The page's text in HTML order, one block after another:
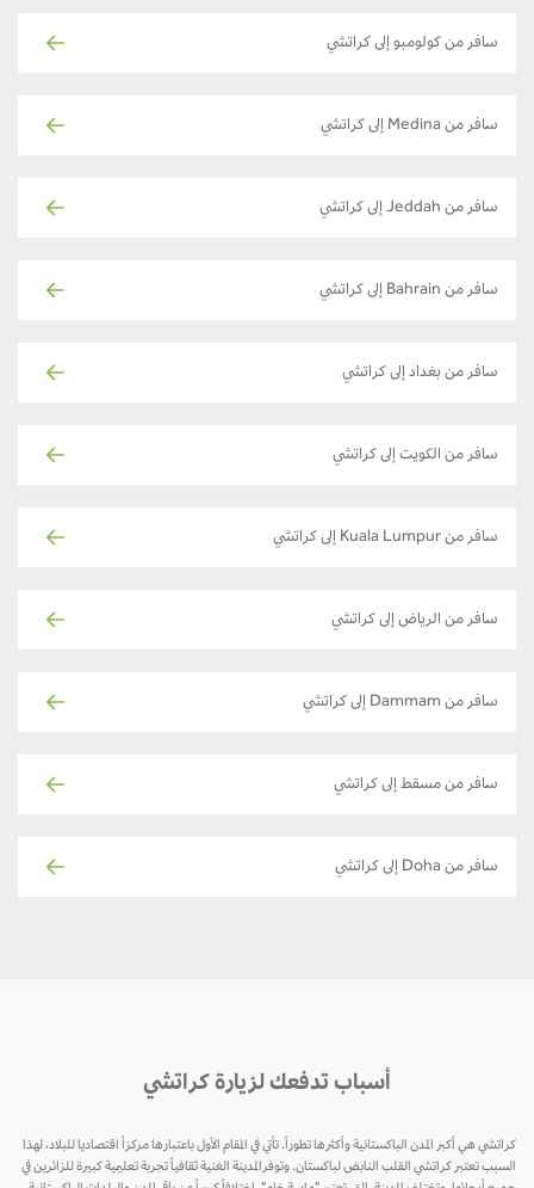
سافر من كولومبو إلى كراتشي
سافر من Medina إلى كراتشي
سافر من Jeddah إلى كراتشي
سافر من Bahrain إلى كراتشي
سافر من بغداد إلى كراتشي
سافر من الكويت إلى كراتشي
سافر من Kuala Lumpur إلى كراتشي
سافر من الرياض إلى كراتشي
سافر من Dammam إلى كراتشي
سافر من مسقط إلى كراتشي
سافر من Doha إلى كراتشي
أسباب تدفعك لزيارة كراتشي
كراتشي هي أكبر المدن الباكستانية وأكثرها تطوراً. تأتي في المقام الأول باعتبارها مركزاً اقتصاديا للبلاد، لهذا
السبب تعتبر كراتشي القلب النابض لباكستان. وتوفرالمدينة الغنية ثقافياً تجربة تعليمية كبيرة للزائرين في